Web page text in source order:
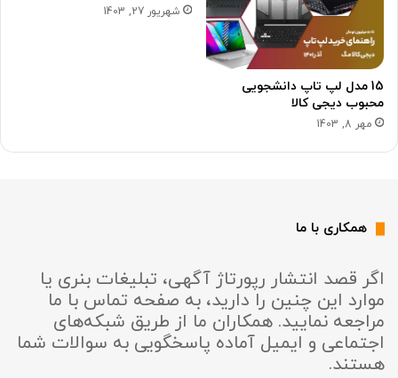
15 مدل لپ تاپ دانشجویی
محبوب دیجی کالا
مهر 8, 1403
شهریور 27, 1403
همکاری با ما
اگر قصد انتشار رپورتاژ آگهی، تبلیغات بنری یا
موارد این چنین را دارید، به صفحه تماس با ما
مراجعه نمایید. همکاران ما از طریق شبکه‌های
اجتماعی و ایمیل آماده پاسخگویی به سوالات شما
هستند.